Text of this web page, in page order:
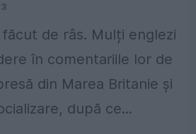
de râs. Mulți englezi
în comentariile lor de
din Marea Britanie și
după ce...